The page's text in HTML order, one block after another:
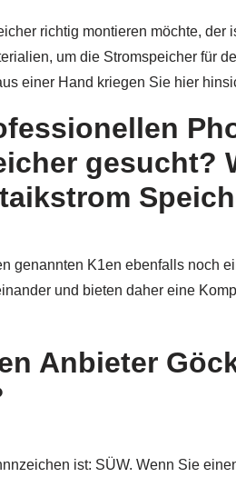
richtig montieren möchte,
um die Stromspeicher für
einer Hand kriegen Sie hier
gesucht?
genannten K1en ebenfalls noch
und bieten daher eine
Anbieter
ist: SÜW. Wenn Sie